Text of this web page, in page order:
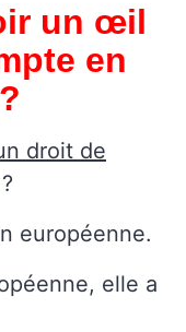
un œil
en
droit de
?
européenne.
elle a